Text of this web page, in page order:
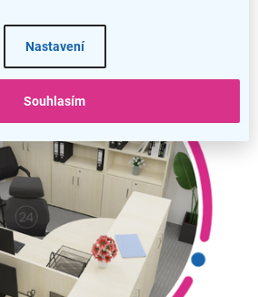
Nastavení
Souhlasím